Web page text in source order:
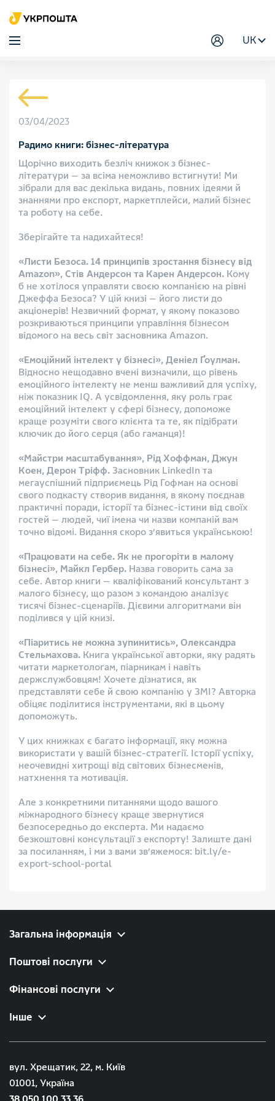
UK
03/04/2023
Радимо книги: бізнес-література
Щорічно виходить безліч книжок з бізнес-
літератури — за всіма неможливо встигнути! Ми
зібрали для вас декілька видань, повних ідеями й
знаннями про експорт, маркетплейси, малий бізнес
та роботу на себе.
Зберігайте та надихайтеся!
«Листи Безоса. 14 принципів зростання бізнесу від
Amazon», Стів Андерсон та Карен Андерсон. Кому
б не хотілося управляти своєю компанією на рівні
Джеффа Безоса? У цій книзі — його листи до
акціонерів! Незвичний формат, у якому показово
розкриваються принципи управління бізнесом
відомого на весь світ засновника Amazon.
«Емоційний інтелект у бізнесі», Деніел Ґоулман.
Відносно нещодавно вчені визначили, що рівень
емоційного інтелекту не менш важливий для успіху,
ніж показник IQ. А усвідомлення, яку роль грає
емоційний інтелект у сфері бізнесу, допоможе
краще розуміти свого клієнта та те, як підібрати
ключик до його серця (або гаманця)!
«Майстри масштабування», Рід Хоффман, Джун
Коен, Дерон Тріфф. Засновник LinkedIn та
мегауспішний підприємець Рід Гофман на основі
свого подкасту створив видання, в якому поєднав
практичні поради, історії та бізнес-істини від своїх
гостей — людей, чиї імена чи назви компаній вам
точно відомі. Видання скоро з’явиться українською!
«Працювати на себе. Як не прогоріти в малому
бізнесі», Майкл Гербер. Назва говорить сама за
себе. Автор книги — кваліфікований консультант з
малого бізнесу, що разом з командою аналізує
тисячі бізнес-сценаріїв. Дієвими алгоритмами він
поділився у цій книзі.
«Піаритись не можна зупинитись», Олександра
Стельмахова. Книга української авторки, яку радять
читати маркетологам, піарникам і навіть
держслужбовцям! Хочете дізнатися, як
представляти себе й свою компанію у ЗМІ? Авторка
обіцяє поділитися інструментами, які в цьому
допоможуть.
У цих книжках є багато інформації, яку можна
використати у вашій бізнес-стратегії. Історії успіху,
неочевидні хитрощі від світових бізнесменів,
натхнення та мотивація.
Але з конкретними питаннями щодо вашого
міжнародного бізнесу краще звернутися
безпосередньо до експерта. Ми надаємо
безкоштовні консультації з експорту! Залиште дані
за посиланням, і ми з вами зв’яжемося: bit.ly/e-
export-school-portal
Загальна інформація
Поштові послуги
Фінансові послуги
Інше
вул. Хрещатик, 22, м. Київ
01001, Україна